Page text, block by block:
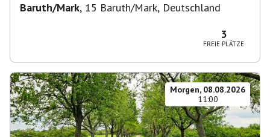
Baruth/Mark, 15 Baruth/Mark, Deutschland
3
FREIE PLÄTZE
Morgen, 08.08.2026
11:00